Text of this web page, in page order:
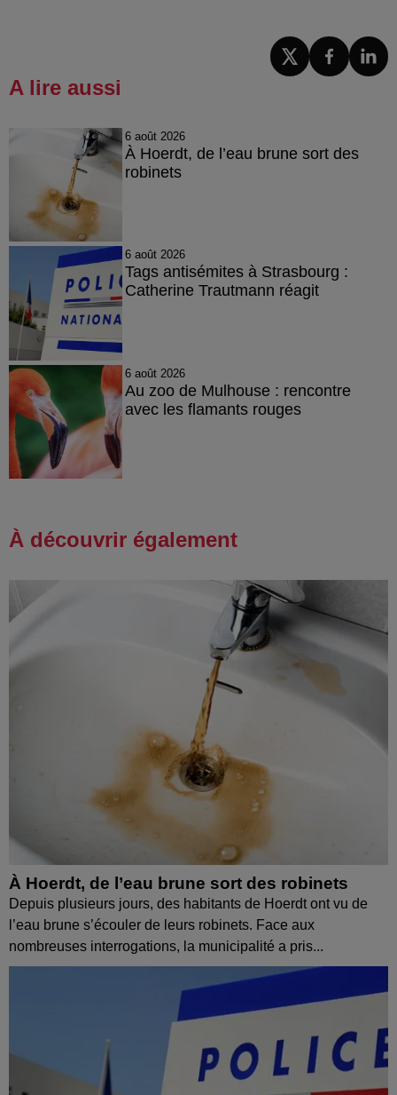
A lire aussi
6 août 2026
À Hoerdt, de l’eau brune sort des
robinets
6 août 2026
Tags antisémites à Strasbourg :
Catherine Trautmann réagit
6 août 2026
Au zoo de Mulhouse : rencontre
avec les flamants rouges
À découvrir également
À Hoerdt, de l’eau brune sort des robinets
Depuis plusieurs jours, des habitants de Hoerdt ont vu de
l’eau brune s’écouler de leurs robinets. Face aux
nombreuses interrogations, la municipalité a pris...